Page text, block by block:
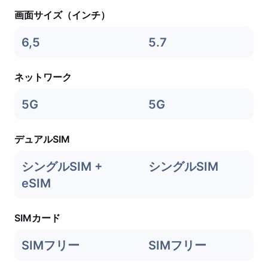
画面サイズ（インチ）
6,5 5.7
ネットワーク
5G 5G
デュアルSIM
シングルSIM +
eSIM
シングルSIM
SIMカード
SIMフリー SIMフリー